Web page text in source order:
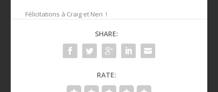
Félicitations à Craig et Neri !
SHARE:
RATE: